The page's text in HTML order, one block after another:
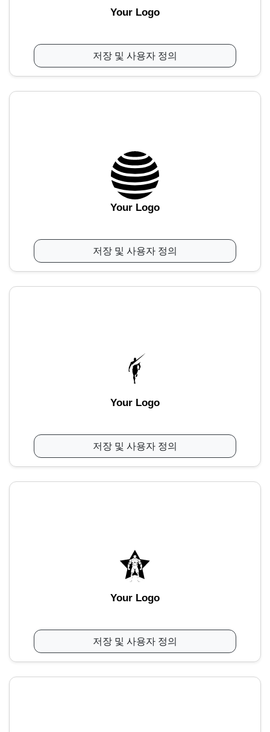
Your Logo
저장 및 사용자 정의
Your Logo
저장 및 사용자 정의
Your Logo
저장 및 사용자 정의
Your Logo
저장 및 사용자 정의